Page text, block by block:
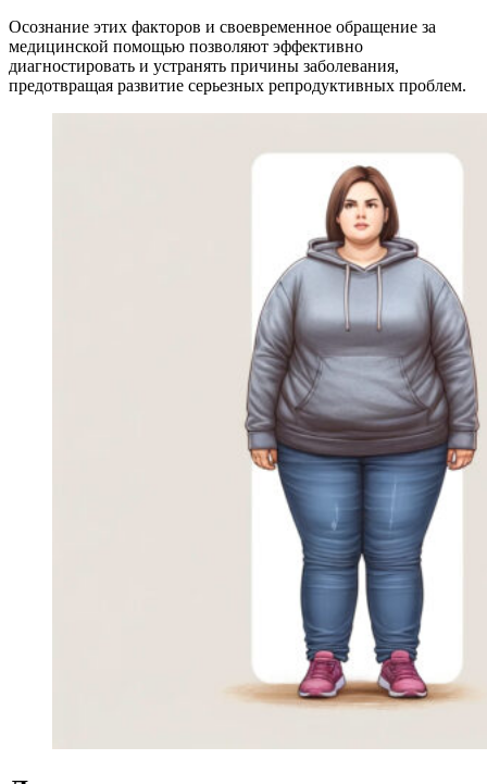
Осознание этих факторов и своевременное обращение за
медицинской помощью позволяют эффективно
диагностировать и устранять причины заболевания,
предотвращая развитие серьезных репродуктивных проблем.